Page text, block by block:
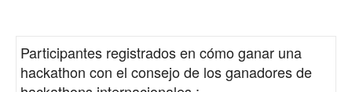
Participantes registrados en cómo ganar una
hackathon con el consejo de los ganadores de